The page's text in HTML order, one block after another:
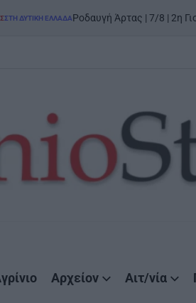
Ροδαυγή Άρτας | 7/8 | 2η Γιορτή Χορού
Αρχείον Αιτ/νία